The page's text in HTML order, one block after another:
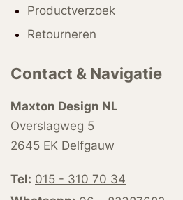
Productverzoek
Retourneren
Contact & Navigatie
Maxton Design NL
Overslagweg 5
2645 EK Delfgauw
Tel: 015 - 310 70 34